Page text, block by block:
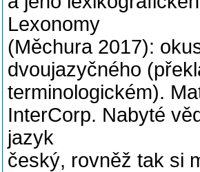
Lexonomy
(Měchura 2017):
dvoujazyčného
terminologickém).
InterCorp. Nabyté
jazyk
český, rovněž tak si